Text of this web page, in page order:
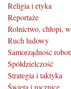
Religia i etyka
Reportaże
Rolnictwo, chłopi,
Ruch ludowy
Samorządność
Spółdzielczość
Strategia i taktyka
Święta i rocznice